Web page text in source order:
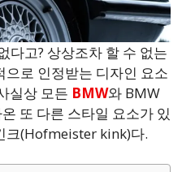
다고? 상상조차 할 수 없는
으로 인정받는 디자인 요소
실상 모든 BMW와 BMW
또 다른 스타일 요소가 있
크(Hofmeister kink)다.